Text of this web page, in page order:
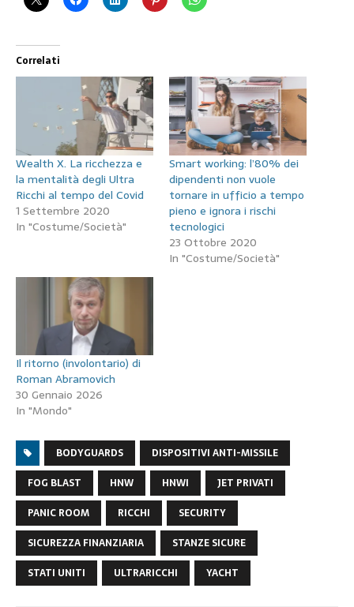
Correlati
Wealth X. La ricchezza e
la mentalità degli Ultra
Ricchi al tempo del Covid
1 Settembre 2020
In "Costume/Società"
Smart working: l’80% dei
dipendenti non vuole
tornare in ufficio a tempo
pieno e ignora i rischi
tecnologici
23 Ottobre 2020
In "Costume/Società"
Il ritorno (involontario) di
Roman Abramovich
30 Gennaio 2026
In "Mondo"
BODYGUARDS
DISPOSITIVI ANTI-MISSILE
FOG BLAST
HNW HNWI
JET PRIVATI
PANIC ROOM
RICCHI
SECURITY
SICUREZZA FINANZIARIA
STANZE SICURE
STATI UNITI
ULTRARICCHI YACHT